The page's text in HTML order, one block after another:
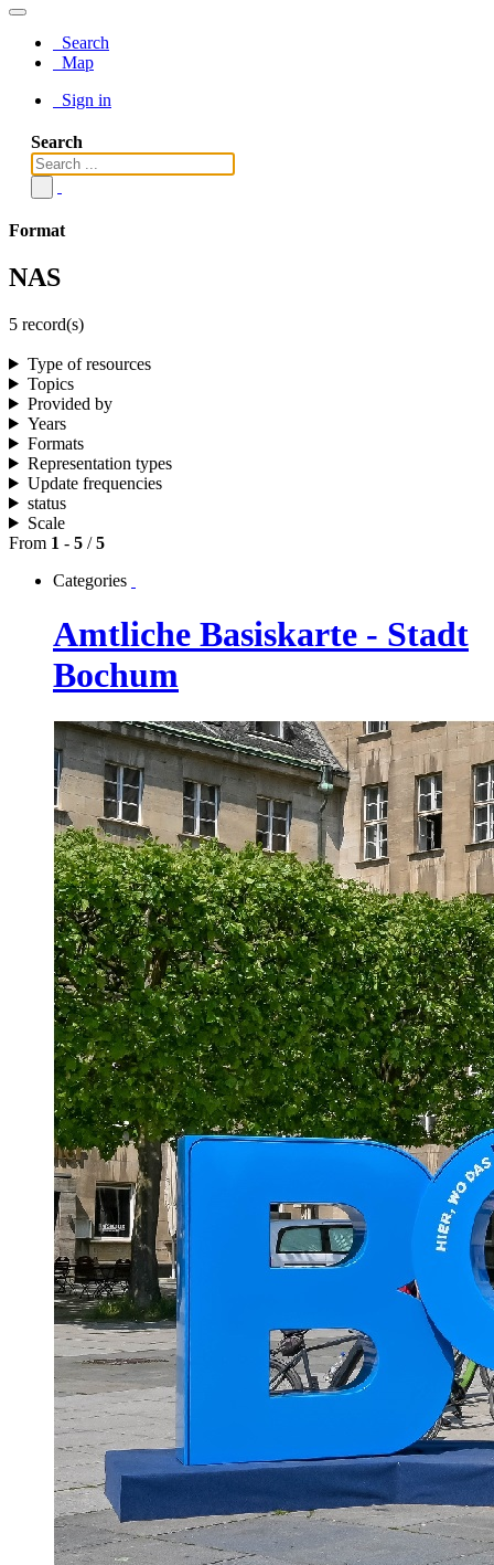
Search
Map
Sign in
Search
Format
NAS
5 record(s)
Type of resources
Topics
Provided by
Years
Formats
Representation types
Update frequencies
status
Scale
From 1 - 5 /5
Categories
Amtliche Basiskarte - Stadt
Bochum